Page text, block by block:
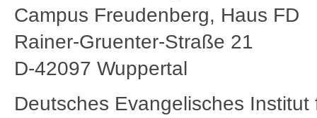
Campus Freudenberg, Haus FD
Rainer-Gruenter-Straße 21
D-42097 Wuppertal
Deutsches Evangelisches Institut